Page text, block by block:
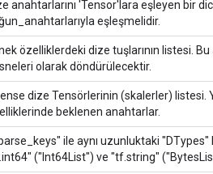
anahtarlarını 'Tensor'lara eşleyen bir
eşleşmelidir.
özelliklerdeki dize tuşlarının listesi.
olarak döndürülecektir.
dize Tensörlerinin (skalerler) listesi.
beklenen anahtarlar.
ile aynı uzunluktaki
("Int64List") ve "tf.string"